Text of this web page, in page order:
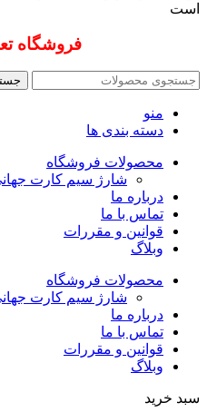
است
فروشگاه
منو
دسته بندی ها
محصولات فروشگاه
شارژ سیم کارت
درباره ما
تماس با ما
قوانین و مقررات
وبلاگ
محصولات فروشگاه
شارژ سیم کارت
درباره ما
تماس با ما
قوانین و مقررات
وبلاگ
سبد خرید